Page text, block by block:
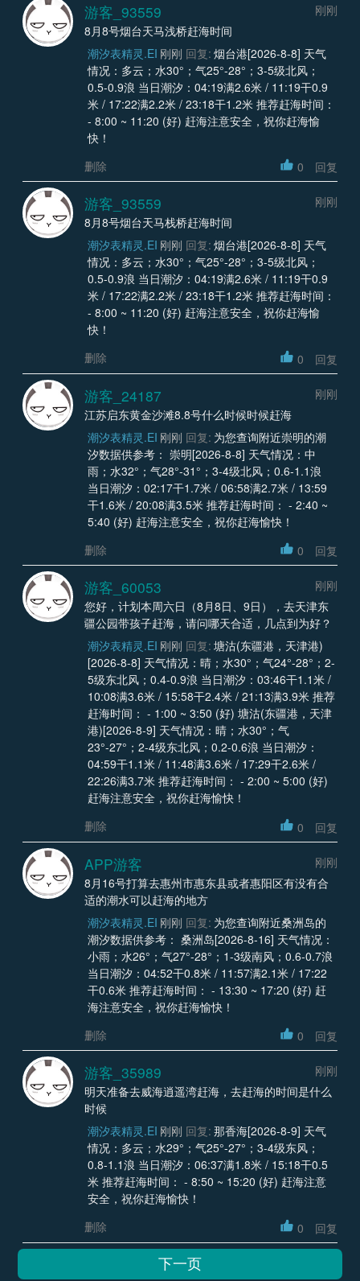
游客_93559
刚刚
8月8号烟台天马浅桥赶海时间
潮汐表精灵.EI 刚刚 回复: 烟台港[2026-8-8] 天气
情况：多云；水30°；气25°-28°；3-5级北风；
0.5-0.9浪 当日潮汐：04:19满2.6米 / 11:19干0.9
米 / 17:22满2.2米 / 23:18干1.2米 推荐赶海时间：
- 8:00 ~ 11:20 (好) 赶海注意安全，祝你赶海愉
快！
删除
0 回复
游客_93559
刚刚
8月8号烟台天马栈桥赶海时间
潮汐表精灵.EI 刚刚 回复: 烟台港[2026-8-8] 天气
情况：多云；水30°；气25°-28°；3-5级北风；
0.5-0.9浪 当日潮汐：04:19满2.6米 / 11:19干0.9
米 / 17:22满2.2米 / 23:18干1.2米 推荐赶海时间：
- 8:00 ~ 11:20 (好) 赶海注意安全，祝你赶海愉
快！
删除
0 回复
游客_24187
刚刚
江苏启东黄金沙滩8.8号什么时候时候赶海
潮汐表精灵.EI 刚刚 回复: 为您查询附近崇明的潮
汐数据供参考： 崇明[2026-8-8] 天气情况：中
雨；水32°；气28°-31°；3-4级北风；0.6-1.1浪
当日潮汐：02:17干1.7米 / 06:58满2.7米 / 13:59
干1.6米 / 20:08满3.5米 推荐赶海时间： - 2:40 ~
5:40 (好) 赶海注意安全，祝你赶海愉快！
删除
0 回复
游客_60053
刚刚
您好，计划本周六日（8月8日、9日），去天津东
疆公园带孩子赶海，请问哪天合适，几点到为好？
潮汐表精灵.EI 刚刚 回复: 塘沽(东疆港，天津港)
[2026-8-8] 天气情况：晴；水30°；气24°-28°；2-
5级东北风；0.4-0.9浪 当日潮汐：03:46干1.1米 /
10:08满3.6米 / 15:58干2.4米 / 21:13满3.9米 推荐
赶海时间： - 1:00 ~ 3:50 (好) 塘沽(东疆港，天津
港)[2026-8-9] 天气情况：晴；水30°；气
23°-27°；2-4级东北风；0.2-0.6浪 当日潮汐：
04:59干1.1米 / 11:48满3.6米 / 17:29干2.6米 /
22:26满3.7米 推荐赶海时间： - 2:00 ~ 5:00 (好)
赶海注意安全，祝你赶海愉快！
删除
0 回复
APP游客
刚刚
8月16号打算去惠州市惠东县或者惠阳区有没有合
适的潮水可以赶海的地方
潮汐表精灵.EI 刚刚 回复: 为您查询附近桑洲岛的
潮汐数据供参考： 桑洲岛[2026-8-16] 天气情况：
小雨；水26°；气27°-28°；1-3级南风；0.6-0.7浪
当日潮汐：04:52干0.8米 / 11:57满2.1米 / 17:22
干0.6米 推荐赶海时间： - 13:30 ~ 17:20 (好) 赶
海注意安全，祝你赶海愉快！
删除
0 回复
游客_35989
刚刚
明天准备去威海逍遥湾赶海，去赶海的时间是什么
时候
潮汐表精灵.EI 刚刚 回复: 那香海[2026-8-9] 天气
情况：多云；水29°；气25°-27°；3-4级东风；
0.8-1.1浪 当日潮汐：06:37满1.8米 / 15:18干0.5
米 推荐赶海时间： - 8:50 ~ 15:20 (好) 赶海注意
安全，祝你赶海愉快！
删除
0 回复